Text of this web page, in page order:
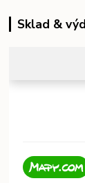
Sklad &